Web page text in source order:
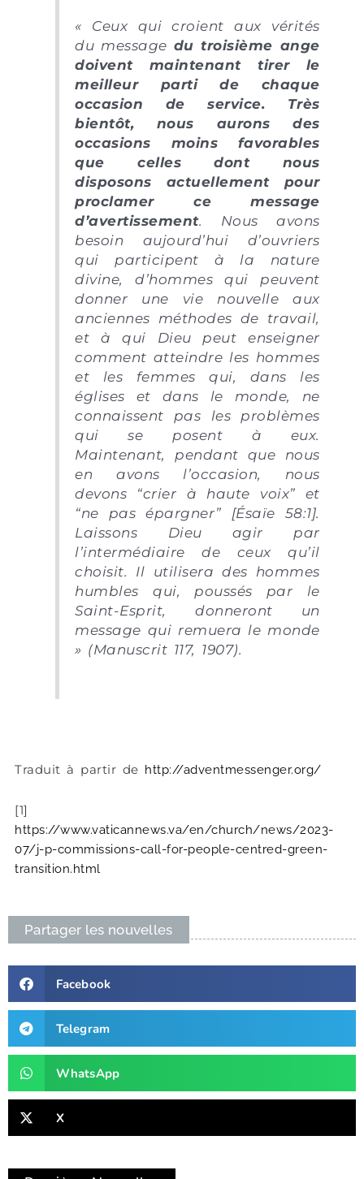
« Ceux qui croient aux vérités
du message du troisième ange
doivent maintenant tirer le
meilleur parti de chaque
occasion de service. Très
bientôt, nous aurons des
occasions moins favorables
que celles dont nous
disposons actuellement pour
proclamer ce message
d’avertissement. Nous avons
besoin aujourd’hui d’ouvriers
qui participent à la nature
divine, d’hommes qui peuvent
donner une vie nouvelle aux
anciennes méthodes de travail,
et à qui Dieu peut enseigner
comment atteindre les hommes
et les femmes qui, dans les
églises et dans le monde, ne
connaissent pas les problèmes
qui se posent à eux.
Maintenant, pendant que nous
en avons l’occasion, nous
devons “crier à haute voix” et
“ne pas épargner” [Ésaïe 58:1].
Laissons Dieu agir par
l’intermédiaire de ceux qu’il
choisit. Il utilisera des hommes
humbles qui, poussés par le
Saint-Esprit, donneront un
message qui remuera le monde
» (Manuscrit 117, 1907).
Traduit à partir de http://adventmessenger.org/
[1]
https://www.vaticannews.va/en/church/news/2023-
07/j-p-commissions-call-for-people-centred-green-
transition.html
Partager les nouvelles
Facebook
Telegram
WhatsApp
X